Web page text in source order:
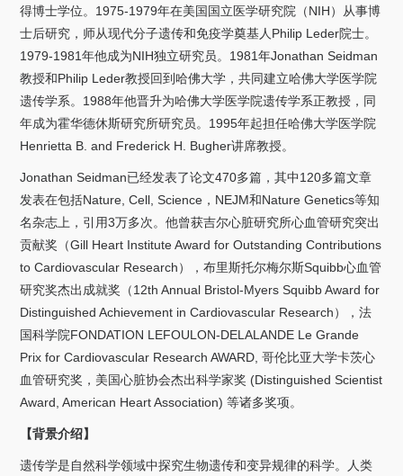
得博士学位。 1975-1979年在美国国立医学研究院（NIH）从事博
士后研究，师从现代分子遗传和免疫学奠基人Philip Leder院士。
1979-1981年他成为NIH独立研究员。 1981年Jonathan Seidman
教授和Philip Leder教授回到哈佛大学，共同建立哈佛大学医学院
遗传学系。 1988年他晋升为哈佛大学医学院遗传学系正教授，同
年成为霍华德休斯研究所研究员。 1995年起担任哈佛大学医学院
Henrietta B. and Frederick H. Bugher讲席教授。
Jonathan Seidman已经发表了论文470多篇，其中120多篇文章
发表在包括Nature, Cell, Science ， NEJM和Nature Genetics等知
名杂志上，引用3万多次。他曾获吉尔心脏研究所心血管研究突出
贡献奖（Gill Heart Institute Award for Outstanding Contributions
to Cardiovascular Research），布里斯托尔梅尔斯Squibb心血管
研究奖杰出成就奖（12th Annual Bristol-Myers Squibb Award for
Distinguished Achievement in Cardiovascular Research），法
国科学院FONDATION LEFOULON-DELALANDE Le Grande
Prix for Cardiovascular Research AWARD,哥伦比亚大学卡茨心
血管研究奖，美国心脏协会杰出科学家奖 (Distinguished Scientist
Award, American Heart Association)等诸多奖项。
【背景介绍】
遗传学是自然科学领域中探究生物遗传和变异规律的科学。人类